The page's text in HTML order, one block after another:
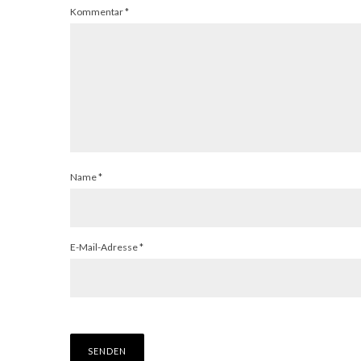
Kommentar*
Name*
E-Mail-Adresse*